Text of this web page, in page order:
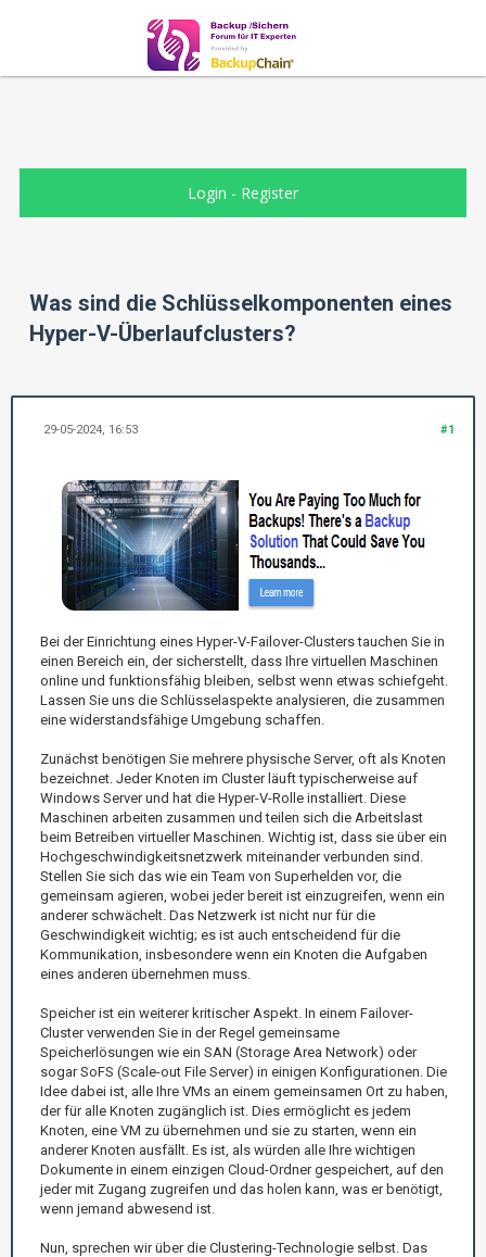
Login - Register
Was sind die Schlüsselkomponenten eines
Hyper-V-Überlaufclusters?
#1
29-05-2024, 16:53
Bei der Einrichtung eines Hyper-V-Failover-Clusters tauchen Sie in
einen Bereich ein, der sicherstellt, dass Ihre virtuellen Maschinen
online und funktionsfähig bleiben, selbst wenn etwas schiefgeht.
Lassen Sie uns die Schlüsselaspekte analysieren, die zusammen
eine widerstandsfähige Umgebung schaffen.
Zunächst benötigen Sie mehrere physische Server, oft als Knoten
bezeichnet. Jeder Knoten im Cluster läuft typischerweise auf
Windows Server und hat die Hyper-V-Rolle installiert. Diese
Maschinen arbeiten zusammen und teilen sich die Arbeitslast
beim Betreiben virtueller Maschinen. Wichtig ist, dass sie über ein
Hochgeschwindigkeitsnetzwerk miteinander verbunden sind.
Stellen Sie sich das wie ein Team von Superhelden vor, die
gemeinsam agieren, wobei jeder bereit ist einzugreifen, wenn ein
anderer schwächelt. Das Netzwerk ist nicht nur für die
Geschwindigkeit wichtig; es ist auch entscheidend für die
Kommunikation, insbesondere wenn ein Knoten die Aufgaben
eines anderen übernehmen muss.
Speicher ist ein weiterer kritischer Aspekt. In einem Failover-
Cluster verwenden Sie in der Regel gemeinsame
Speicherlösungen wie ein SAN (Storage Area Network) oder
sogar SoFS (Scale-out File Server) in einigen Konfigurationen. Die
Idee dabei ist, alle Ihre VMs an einem gemeinsamen Ort zu haben,
der für alle Knoten zugänglich ist. Dies ermöglicht es jedem
Knoten, eine VM zu übernehmen und sie zu starten, wenn ein
anderer Knoten ausfällt. Es ist, als würden alle Ihre wichtigen
Dokumente in einem einzigen Cloud-Ordner gespeichert, auf den
jeder mit Zugang zugreifen und das holen kann, was er benötigt,
wenn jemand abwesend ist.
Nun, sprechen wir über die Clustering-Technologie selbst. Das